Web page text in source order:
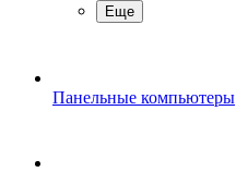
Еще
Панельные компьютеры